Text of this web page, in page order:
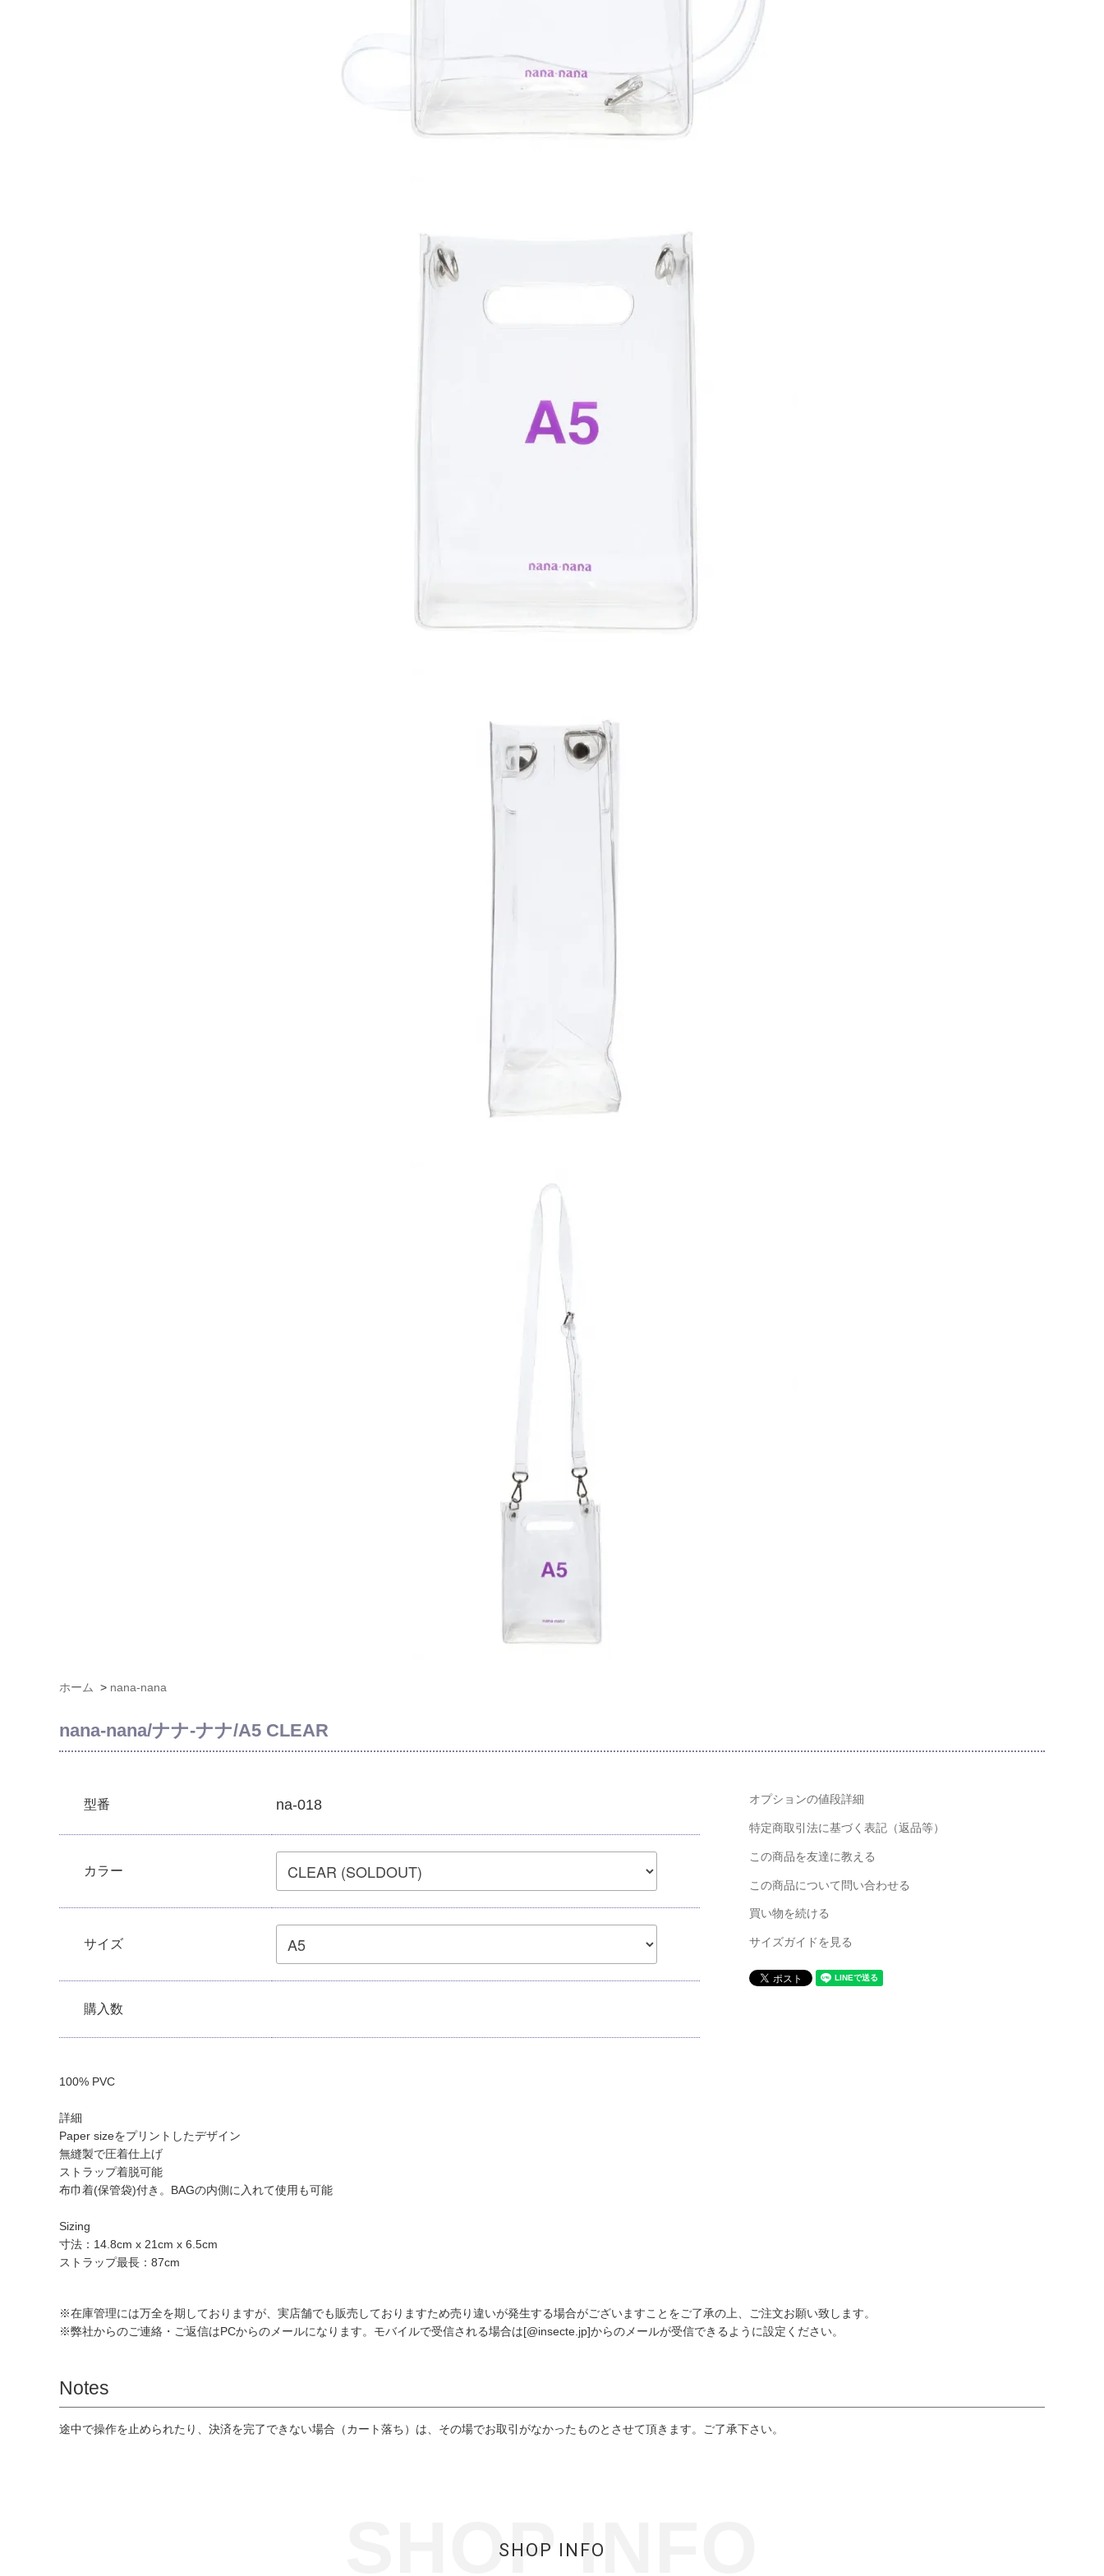
ホーム > nana-nana
nana-nana/ナナ-ナナ/A5 CLEAR
型番 na-018
カラー
サイズ
購入数
オプションの値段詳細
特定商取引法に基づく表記（返品等）
この商品を友達に教える
この商品について問い合わせる
買い物を続ける
サイズガイドを見る
100% PVC
詳細
Paper sizeをプリントしたデザイン
無縫製で圧着仕上げ
ストラップ着脱可能
布巾着(保管袋)付き。BAGの内側に入れて使用も可能
Sizing
寸法：14.8cm x 21cm x 6.5cm
ストラップ最長：87cm
※在庫管理には万全を期しておりますが、実店舗でも販売しておりますため売り違いが発生する場合がございますことをご了承の上、ご注文お願い致します。
※弊社からのご連絡・ご返信はPCからのメールになります。モバイルで受信される場合は[@insecte.jp]からのメールが受信できるように設定ください。
Notes
途中で操作を止められたり、決済を完了できない場合（カート落ち）は、その場でお取引がなかったものとさせて頂きます。ご了承下さい。
SHOP INFO
SHOP INFO